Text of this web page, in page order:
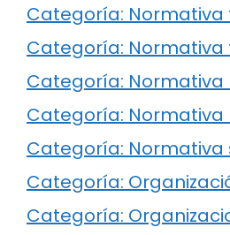
Categoría: Normativa
Categoría: Normativa
Categoría: Normativa
Categoría: Normativa
Categoría: Normativa
Categoría:
Categoría: